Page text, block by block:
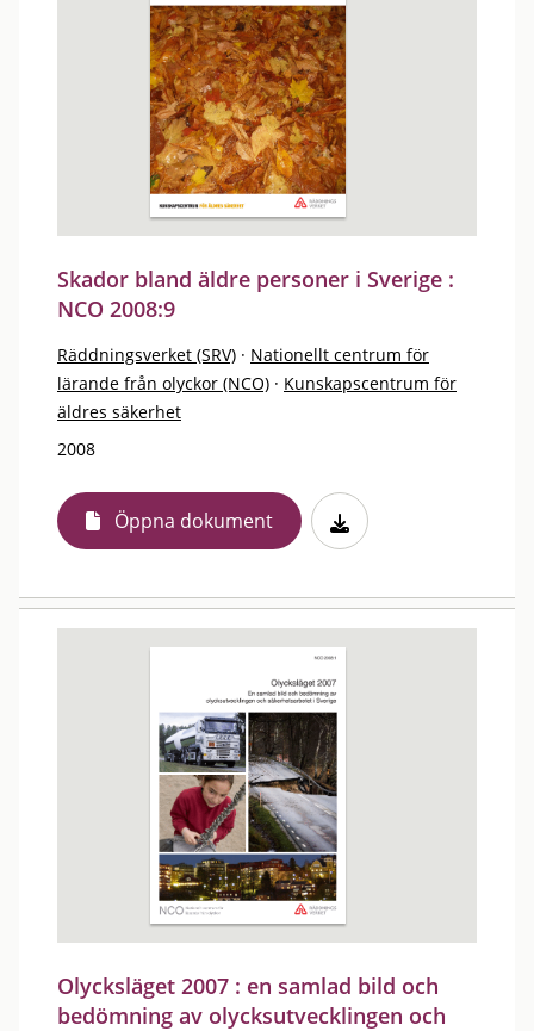
Skador bland äldre personer i Sverige :
NCO 2008:9
Räddningsverket (SRV) · Nationellt centrum för
lärande från olyckor (NCO) · Kunskapscentrum för
äldres säkerhet
2008
Öppna dokument
Olycksläget 2007 : en samlad bild och
bedömning av olycksutvecklingen och